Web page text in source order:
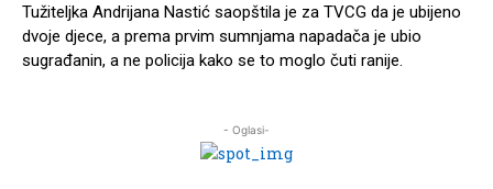
Tužiteljka Andrijana Nastić saopštila je za TVCG da je ubijeno
dvoje djece, a prema prvim sumnjama napadača je ubio
sugrađanin, a ne policija kako se to moglo čuti ranije.
- Oglasi-